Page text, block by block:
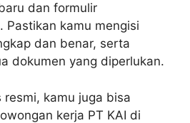
dan formulir
Pastikan kamu mengisi
dan benar, serta
dokumen yang diperlukan.
resmi, kamu juga bisa
kerja PT KAI di